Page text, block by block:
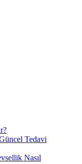
Tedavi
Nasıl